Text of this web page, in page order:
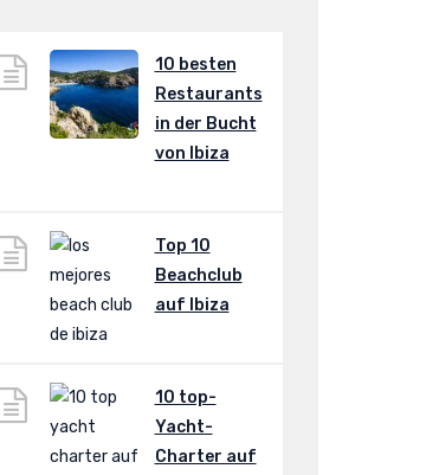
10 besten
Restaurants
in der Bucht
von Ibiza
Top 10
Beachclub
auf Ibiza
10 top-
Yacht-
Charter auf